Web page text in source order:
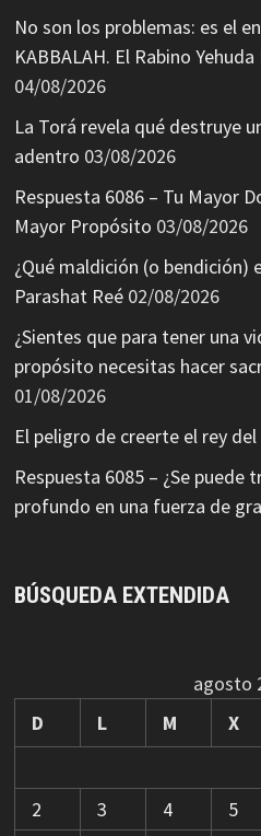
No son los problemas: es el
KABBALAH. El Rabino
04/08/2026
La Torá revela qué destruye
adentro 03/08/2026
Respuesta 6086 – Tu Mayor
Mayor Propósito 03/08/2026
¿Qué maldición (o bendición)
Parashat Reé 02/08/2026
¿Sientes que para tener una
propósito necesitas hacer
01/08/2026
El peligro de creerte el rey
Respuesta 6085 – ¿Se
profundo en una fuerza de
BÚSQUEDA EXTENDIDA
agosto
D
L M X
2
3 4 5